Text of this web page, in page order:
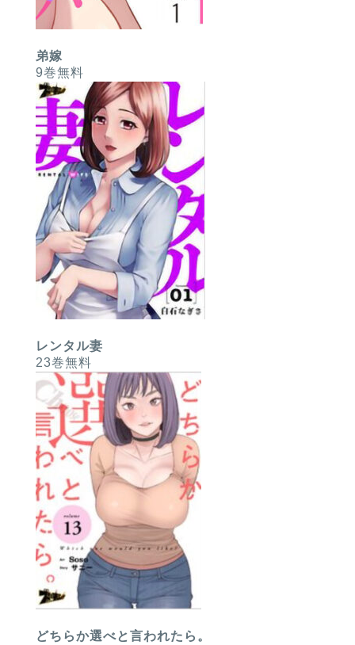
弟嫁
9巻無料
レンタル妻
23巻無料
どちらか選べと言われたら。